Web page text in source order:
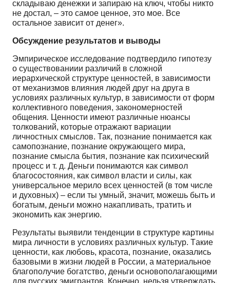
складываю денежки и запираю на ключ, чтобы никто
не достал, – это самое ценное, это мое. Все
остальное зависит от денег».
Обсуждение результатов и выводы
Эмпирическое исследование подтвeрдило гипотезу
о существованиии различий в сложной
иерархической структурe ценностей, в зависимости
от механизмов влияния людей друг на друга в
условиях различных культур, в зависимости от форм
коллективного поведения, закономерностей
общения. Ценности имеют различные нюансы
толкований, которые отражают вариации
личностных смыслов. Так, познание понимается как
самопознание, познание окружающего мира,
познание смысла бытия, познание как психический
процесс и т. д. Деньги понимаются как символ
благосостояния, как символ власти и силы, как
универсальное мерило всех ценностей (в том числе
и духовных) – если ты умный, значит, можешь быть и
богатым, деньги можно накапливать, тратить и
экономить как энергию.
Результаты выявили тенденции в структуре картины
мира личности в условиях различных культур. Tакие
ценности, как любовь, красотa, познание, оказались
базовыми в жизни людей в России, a материальное
благополучие богатство, деньги основополагающими
для русских эмигрантов. Конечно, нельзя утверждать,